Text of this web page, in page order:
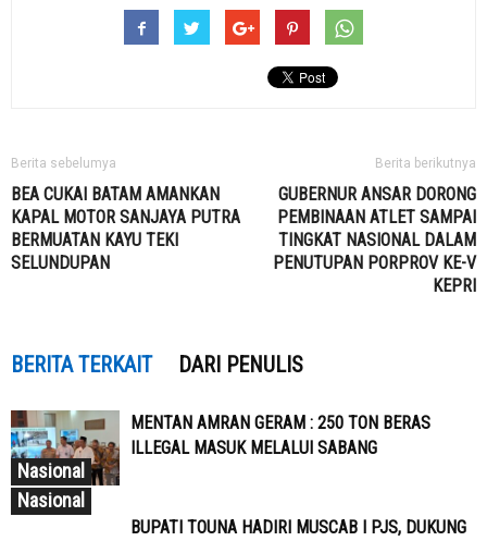
Berita sebelumya
BEA CUKAI BATAM AMANKAN
KAPAL MOTOR SANJAYA PUTRA
BERMUATAN KAYU TEKI
SELUNDUPAN
Berita berikutnya
GUBERNUR ANSAR DORONG
PEMBINAAN ATLET SAMPAI
TINGKAT NASIONAL DALAM
PENUTUPAN PORPROV KE-V
KEPRI
BERITA TERKAIT DARI PENULIS
Nasional
MENTAN AMRAN GERAM : 250 TON BERAS
ILLEGAL MASUK MELALUI SABANG
Nasional
BUPATI TOUNA HADIRI MUSCAB I PJS, DUKUNG